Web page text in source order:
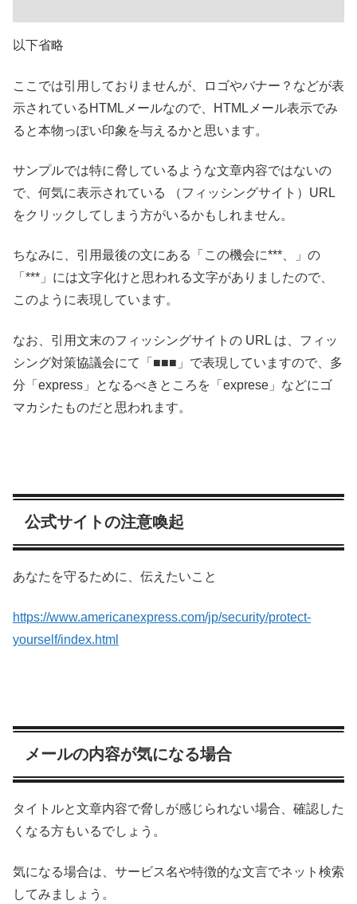
以下省略
ここでは引用しておりませんが、ロゴやバナー？などが表
示されているHTMLメールなので、HTMLメール表示でみ
ると本物っぽい印象を与えるかと思います。
サンプルでは特に脅しているような文章内容ではないの
で、何気に表示されている （フィッシングサイト）URL
をクリックしてしまう方がいるかもしれません。
ちなみに、引用最後の文にある「この機会に***、」の
「***」には文字化けと思われる文字がありましたので、
このように表現しています。
なお、引用文末のフィッシングサイトの URL は、フィッ
シング対策協議会にて「■■■」で表現していますので、多
分「express」となるべきところを「exprese」などにゴ
マカシたものだと思われます。
公式サイトの注意喚起
あなたを守るために、伝えたいこと
https://www.americanexpress.com/jp/security/protect-
yourself/index.html
メールの内容が気になる場合
タイトルと文章内容で脅しが感じられない場合、確認した
くなる方もいるでしょう。
気になる場合は、サービス名や特徴的な文言でネット検索
してみましょう。